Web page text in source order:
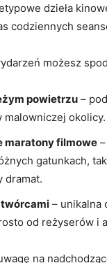
dzieła
codziennych
możesz
powietrzu –
malowniczej okolicy.
maratony filmowe
gatunkach,
dramat.
– unikalna
od reżyserów i
na